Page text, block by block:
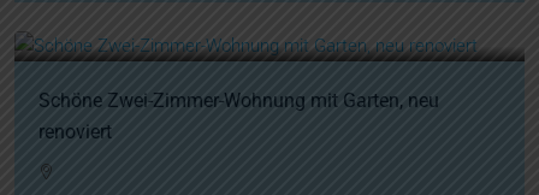
Schöne Zwei-Zimmer-Wohnung mit Garten, neu
renoviert